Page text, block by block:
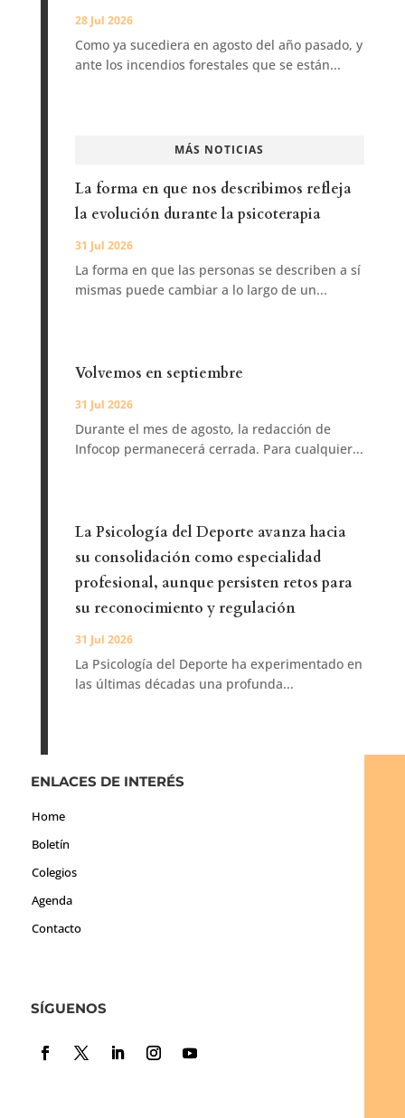
28 Jul 2026
Como ya sucediera en agosto del año pasado, y
ante los incendios forestales que se están...
MÁS NOTICIAS
La forma en que nos describimos refleja
la evolución durante la psicoterapia
31 Jul 2026
La forma en que las personas se describen a sí
mismas puede cambiar a lo largo de un...
Volvemos en septiembre
31 Jul 2026
Durante el mes de agosto, la redacción de
Infocop permanecerá cerrada. Para cualquier...
La Psicología del Deporte avanza hacia
su consolidación como especialidad
profesional, aunque persisten retos para
su reconocimiento y regulación
31 Jul 2026
La Psicología del Deporte ha experimentado en
las últimas décadas una profunda...
ENLACES DE INTERÉS
Home
Boletín
Colegios
Agenda
Contacto
SÍGUENOS